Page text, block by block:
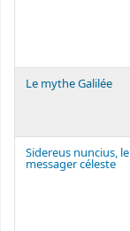
Le mythe Galilée
Sidereus nuncius, le
messager céleste